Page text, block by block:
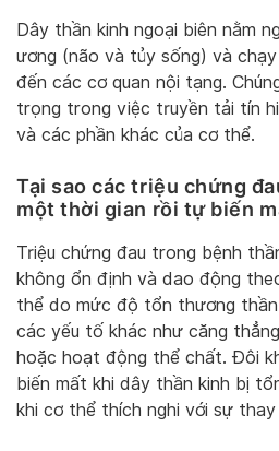
Dây thần kinh ngoại biên nằm
ương (não và tủy sống) và
đến các cơ quan nội tạng.
trọng trong việc truyền tải tín
và các phần khác của cơ thể.
Tại sao các triệu chứng
một thời gian rồi tự biến
Triệu chứng đau trong bệnh
không ổn định và dao động
thể do mức độ tổn thương
các yếu tố khác như căng
hoặc hoạt động thể chất. Đôi
biến mất khi dây thần kinh bị
khi cơ thể thích nghi với sự thay